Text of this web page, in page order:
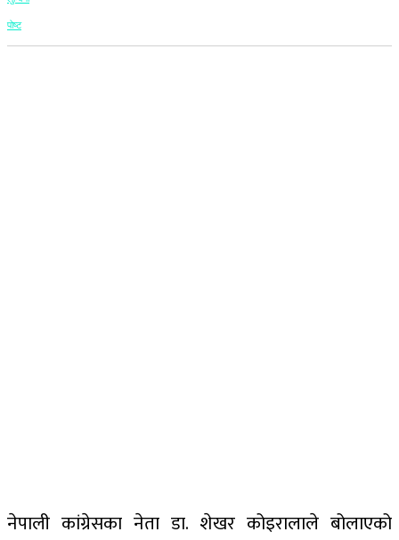
नेपाली कांग्रेसका नेता डा. शेखर कोइरालाले बोलाएको